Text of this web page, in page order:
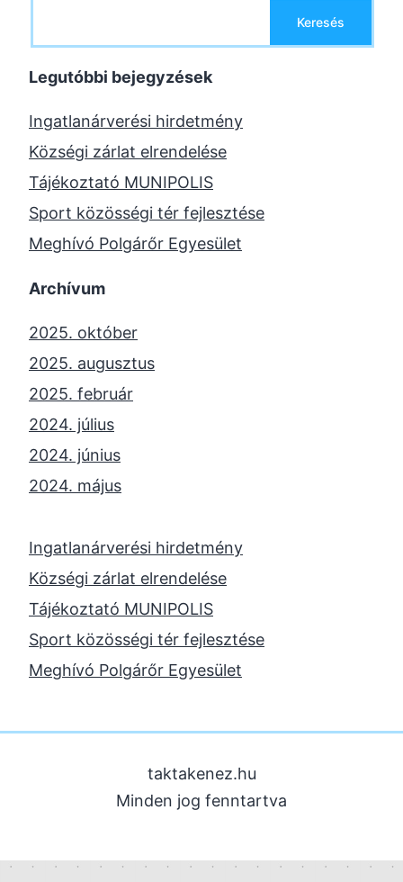
Keresés
Legutóbbi bejegyzések
Ingatlanárverési hirdetmény
Községi zárlat elrendelése
Tájékoztató MUNIPOLIS
Sport közösségi tér fejlesztése
Meghívó Polgárőr Egyesület
Archívum
2025. október
2025. augusztus
2025. február
2024. július
2024. június
2024. május
2023. november
2023. október
2023. szeptember
2023. június
2023. február
2022. november
2022. május
Ingatlanárverési hirdetmény
Községi zárlat elrendelése
Tájékoztató MUNIPOLIS
Sport közösségi tér fejlesztése
Meghívó Polgárőr Egyesület
taktakenez.hu
Minden jog fenntartva